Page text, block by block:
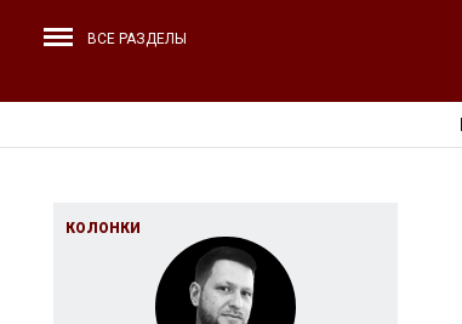
ВСЕ РАЗДЕЛЫ
КОЛОНКИ